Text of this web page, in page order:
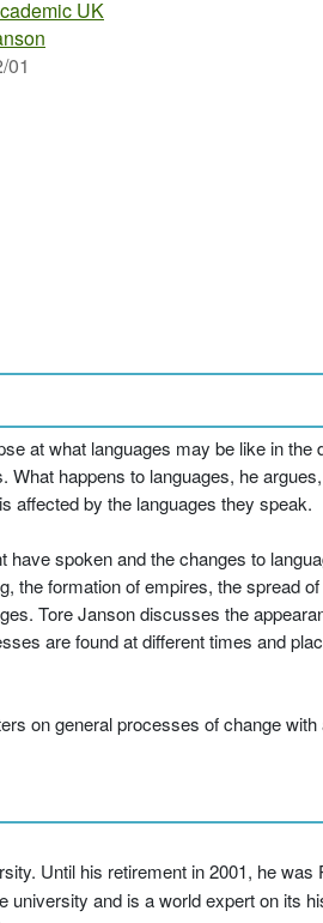
UK
01
at what languages may be like in the
happens to languages, he
affected by the languages they speak.
spoken and the changes to
formation of empires, the spread
Tore Janson discusses the
are found at different times and
on general processes of change
Until his retirement in 2001, he
and is a world expert on its